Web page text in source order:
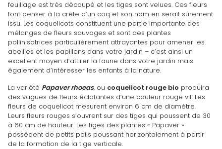
feuillage est très découpé et les tiges sont velues. Ces fleurs
font penser à la crête d’un coq et son nom en serait sûrement
issu. Les coquelicots constituent une partie importante des
mélanges de fleurs sauvages et sont des plantes
pollinisatrices particulièrement attrayantes pour amener les
abeilles et les papillons dans votre jardin – c’est ainsi un
excellent moyen d’attirer la faune dans votre jardin mais
également d’intéresser les enfants à la nature.
La variété Papaver rhoeas, ou coquelicot rouge bio produira
des vagues de fleurs éclatantes d’une couleur rouge vif. Les
fleurs de coquelicot mesurent environ 6 cm de diamètre.
Leurs fleurs rouges s’ouvrent sur des tiges qui poussent de 30
à 60 cm de hauteur. Les tiges des plantes « Papaver »
possèdent de petits poils poussant horizontalement à partir
de la formation de la tige verticale.